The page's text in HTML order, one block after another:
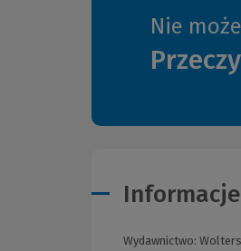
Nie
Informacje
Wydawnictwo: